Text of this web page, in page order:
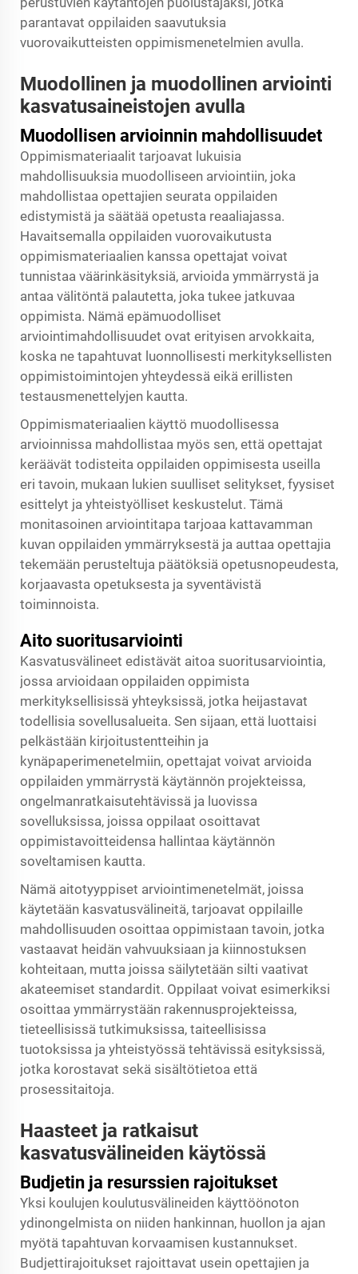
parantavat oppilaiden saavutuksia
vuorovaikutteisten oppimismenetelmien avulla.
Muodollinen ja muodollinen arviointi
kasvatusaineistojen avulla
Muodollisen arvioinnin mahdollisuudet
Oppimismateriaalit tarjoavat lukuisia
mahdollisuuksia muodolliseen arviointiin, joka
mahdollistaa opettajien seurata oppilaiden
edistymistä ja säätää opetusta reaaliajassa.
Havaitsemalla oppilaiden vuorovaikutusta
oppimismateriaalien kanssa opettajat voivat
tunnistaa väärinkäsityksiä, arvioida ymmärrystä ja
antaa välitöntä palautetta, joka tukee jatkuvaa
oppimista. Nämä epämuodolliset
arviointimahdollisuudet ovat erityisen arvokkaita,
koska ne tapahtuvat luonnollisesti merkityksellisten
oppimistoimintojen yhteydessä eikä erillisten
testausmenettelyjen kautta.
Oppimismateriaalien käyttö muodollisessa
arvioinnissa mahdollistaa myös sen, että opettajat
keräävät todisteita oppilaiden oppimisesta useilla
eri tavoin, mukaan lukien suulliset selitykset, fyysiset
esittelyt ja yhteistyölliset keskustelut. Tämä
monitasoinen arviointitapa tarjoaa kattavamman
kuvan oppilaiden ymmärryksestä ja auttaa opettajia
tekemään perusteltuja päätöksiä opetusnopeudesta,
korjaavasta opetuksesta ja syventävistä
toiminnoista.
Aito suoritusarviointi
Kasvatusvälineet edistävät aitoa suoritusarviointia,
jossa arvioidaan oppilaiden oppimista
merkityksellisissä yhteyksissä, jotka heijastavat
todellisia sovellusalueita. Sen sijaan, että luottaisi
pelkästään kirjoitustentteihin ja
kynäpaperimenetelmiin, opettajat voivat arvioida
oppilaiden ymmärrystä käytännön projekteissa,
ongelmanratkaisutehtävissä ja luovissa
sovelluksissa, joissa oppilaat osoittavat
oppimistavoitteidensa hallintaa käytännön
soveltamisen kautta.
Nämä aitotyyppiset arviointimenetelmät, joissa
käytetään kasvatusvälineitä, tarjoavat oppilaille
mahdollisuuden osoittaa oppimistaan tavoin, jotka
vastaavat heidän vahvuuksiaan ja kiinnostuksen
kohteitaan, mutta joissa säilytetään silti vaativat
akateemiset standardit. Oppilaat voivat esimerkiksi
osoittaa ymmärrystään rakennusprojekteissa,
tieteellisissä tutkimuksissa, taiteellisissa
tuotoksissa ja yhteistyössä tehtävissä esityksissä,
jotka korostavat sekä sisältötietoa että
prosessitaitoja.
Haasteet ja ratkaisut
kasvatusvälineiden käytössä
Budjetin ja resurssien rajoitukset
Yksi koulujen koulutusvälineiden käyttöönoton
ydinongelmista on niiden hankinnan, huollon ja ajan
myötä tapahtuvan korvaamisen kustannukset.
Budjettirajoitukset rajoittavat usein opettajien ja